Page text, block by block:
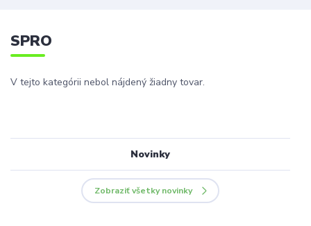
SPRO
V tejto kategórii nebol nájdený žiadny tovar.
Novinky
Zobraziť všetky novinky